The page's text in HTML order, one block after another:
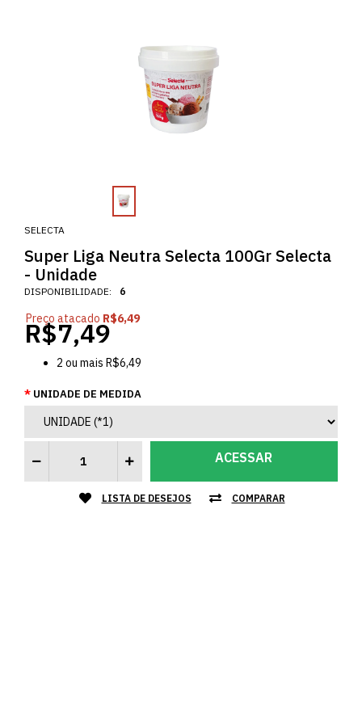
SELECTA
Super Liga Neutra Selecta 100Gr Selecta
- Unidade
DISPONIBILIDADE: 6
Preço atacado R$6,49
R$7,49
2 ou mais R$6,49
UNIDADE DE MEDIDA
ACESSAR
LISTA DE DESEJOS COMPARAR